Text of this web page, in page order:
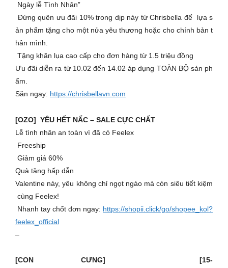
Ngày lễ Tình Nhân”
Đừng quên ưu đãi 10% trong dịp này từ Chrisbella để lựa s
ản phẩm tặng cho một nửa yêu thương hoặc cho chính bản t
hân mình.
Tặng khăn lụa cao cấp cho đơn hàng từ 1.5 triệu đồng
Ưu đãi diễn ra từ 10.02 đến 14.02 áp dụng TOÀN BỘ sản ph
ẩm.
Săn ngay: https://chrisbellavn.com
[OZO] YÊU HẾT NẤC – SALE CỰC CHẤT
Lễ tình nhân an toàn vì đã có Feelex ️
Freeship
Giảm giá 60%
Quà tặng hấp dẫn
Valentine này, yêu không chỉ ngọt ngào mà còn siêu tiết kiệm
cùng Feelex!
Nhanh tay chốt đơn ngay: https://shopii.click/go/shopee_kol?
feelex_official
–
[CON CƯNG] [15-